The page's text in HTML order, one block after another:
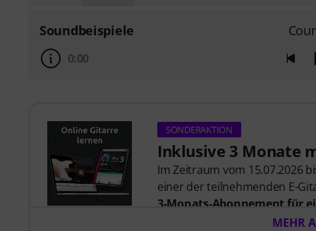
Soundbeispiele
0:00
SONDERAKTION
Inklusive 3 Monate
Im Zeitraum vom 15.07.2026
einer der teilnehmenden E-
3-Monats-Abonnement für
. Nach dem Versand
MEHR